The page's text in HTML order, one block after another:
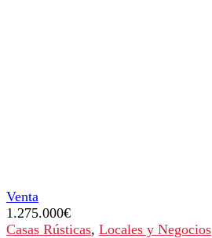
Venta
1.275.000€
Casas Rústicas, Locales y Negocios